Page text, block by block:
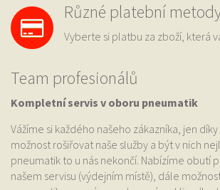
Různé platební
Vyberte si platbu za zboží, která
Team profesionálů
Kompletní servis v oboru pneumatik
Vážíme si každého našeho zákazníka, jen
možnost rošiřovat naše služby a být v nich
pneumatik to u nás nekončí. Nabízíme obutí
našem servisu (výdejním místě), dále